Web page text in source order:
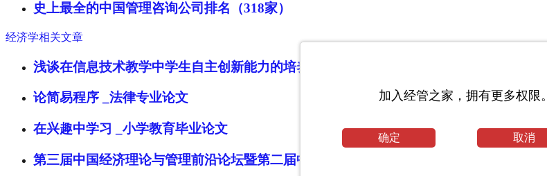
史上最全的中国管理咨询公司排名（318家）
经济学相关文章
浅谈在信息技术教学中学生自主创新能力的培养 _其他论文
论简易程序 _法律专业论文
在兴趣中学习 _小学教育毕业论文
第三届中国经济理论与管理前沿论坛暨第二届中国民营经济创新国际论坛征稿启事
加入经管之家，拥有更多权限。
确定 取消